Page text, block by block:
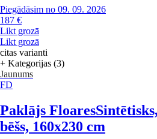
Piegādāsim no 09. 09. 2026
187 €
Likt grozā
Likt grozā
citas varianti
+ Kategorijas (3)
Jaunums
FD
Paklājs Floares
bēšs, 160x230 cm